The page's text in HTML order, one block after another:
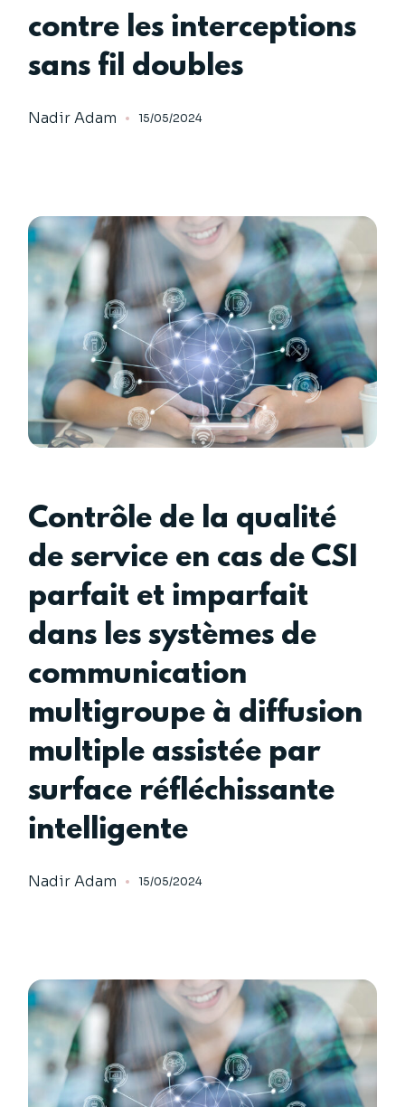
contre les interceptions
sans fil doubles
Nadir Adam 15/05/2024
Contrôle de la qualité
de service en cas de CSI
parfait et imparfait
dans les systèmes de
communication
multigroupe à diffusion
multiple assistée par
surface réfléchissante
intelligente
Nadir Adam 15/05/2024